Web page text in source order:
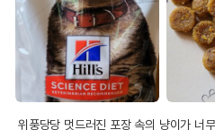
위풍당당 멋드러진 포장 속의 냥이가 너